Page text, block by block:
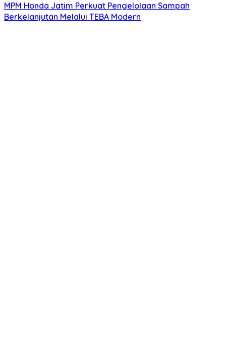
MPM Honda Jatim Perkuat Pengelolaan Sampah
Berkelanjutan Melalui TEBA Modern